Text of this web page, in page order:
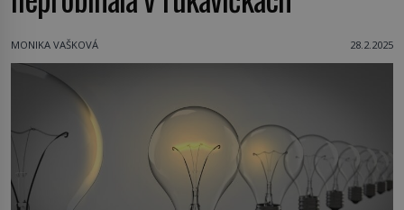
MONIKA VAŠKOVÁ 28.2.2025